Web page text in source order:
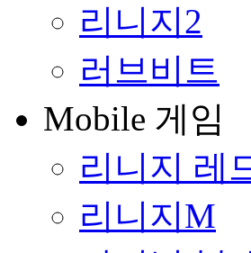
리니지2
러브비트
Mobile 게임
리니지 레
리니지M